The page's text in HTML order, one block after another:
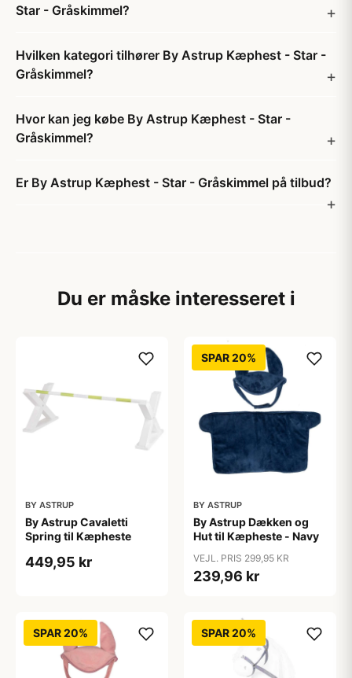
Star - Gråskimmel?
Hvilken kategori tilhører By Astrup Kæphest - Star -
Gråskimmel?
Hvor kan jeg købe By Astrup Kæphest - Star -
Gråskimmel?
Er By Astrup Kæphest - Star - Gråskimmel på tilbud?
Du er måske interesseret i
BY ASTRUP
By Astrup Cavaletti
Spring til Kæpheste
449,95 kr
SPAR 20%
BY ASTRUP
By Astrup Dækken og
Hut til Kæpheste - Navy
VEJL. PRIS 299,95 KR
239,96 kr
SPAR 20% SPAR 20%